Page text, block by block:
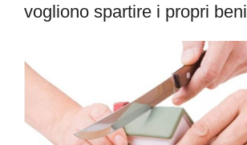
vogliono spartire i propri beni